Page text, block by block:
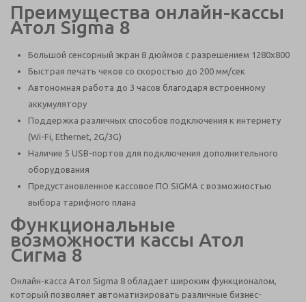
Преимущества онлайн-кассы
Атол Sigma 8
Большой сенсорный экран 8 дюймов с разрешением 1280x800
Быстрая печать чеков со скоростью до 200 мм/сек
Автономная работа до 3 часов благодаря встроенному
аккумулятору
Поддержка различных способов подключения к интернету
(Wi-Fi, Ethernet, 2G/3G)
Наличие 5 USB-портов для подключения дополнительного
оборудования
Предустановленное кассовое ПО SIGMA с возможностью
выбора тарифного плана
Функциональные
возможности кассы Атол
Сигма 8
Онлайн-касса Атол Sigma 8 обладает широким функционалом,
который позволяет автоматизировать различные бизнес-